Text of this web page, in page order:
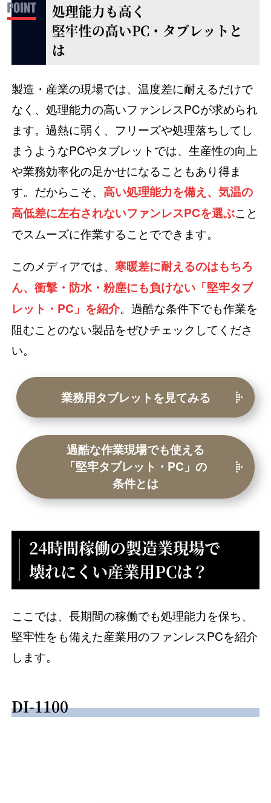
処理能力も高く
堅牢性の高いPC・タブレットと
は
製造・産業の現場では、温度差に耐えるだけで
なく、処理能力の高いファンレスPCが求められ
ます。過熱に弱く、フリーズや処理落ちしてし
まうようなPCやタブレットでは、生産性の向上
や業務効率化の足かせになることもあり得ま
す。だからこそ、高い処理能力を備え、気温の
高低差に左右されないファンレスPCを選ぶこと
でスムーズに作業することでできます。
このメディアでは、寒暖差に耐えるのはもちろ
ん、衝撃・防水・粉塵にも負けない「堅牢タブ
レット・PC」を紹介。過酷な条件下でも作業を
阻むことのない製品をぜひチェックしてくださ
い。
業務用タブレットを見てみる
過酷な作業現場でも使える
「堅牢タブレット・PC」の
条件とは
24時間稼働の製造業現場で
壊れにくい産業用PCは？
ここでは、長期間の稼働でも処理能力を保ち、
堅牢性をも備えた産業用のファンレスPCを紹介
します。
DI-1100